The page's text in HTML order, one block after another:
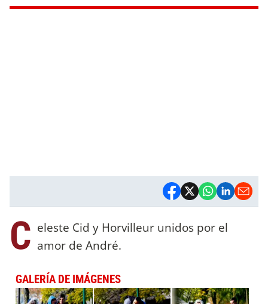
C eleste Cid y Horvilleur unidos por el
amor de André.
GALERÍA DE IMÁGENES